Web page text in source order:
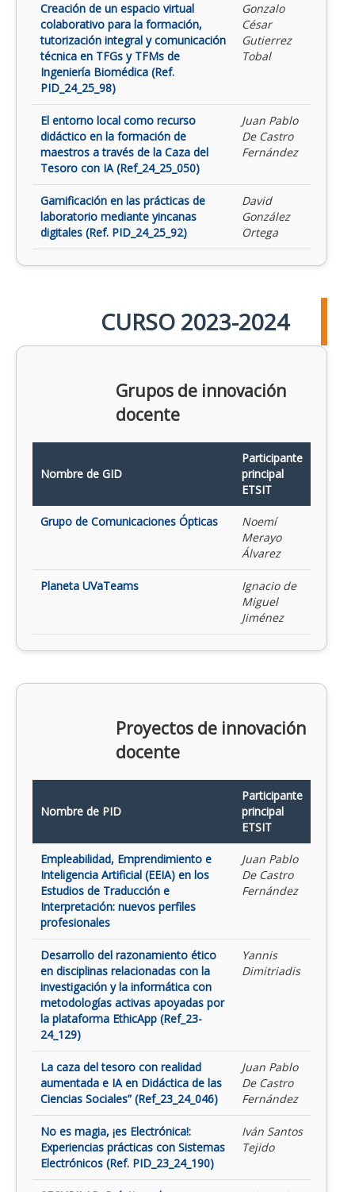
Creación de un espacio virtual
colaborativo para la formación,
tutorización integral y comunicación
técnica en TFGs y TFMs de
Ingeniería Biomédica (Ref.
PID_24_25_98)
Gonzalo
César
Gutierrez
Tobal
El entorno local como recurso
didáctico en la formación de
maestros a través de la Caza del
Tesoro con IA (Ref_24_25_050)
Juan Pablo
De Castro
Fernández
Gamificación en las prácticas de
laboratorio mediante yincanas
digitales (Ref. PID_24_25_92)
David
González
Ortega
CURSO 2023-2024
Grupos de innovación
docente
Nombre de GID
Participante
principal
ETSIT
Grupo de Comunicaciones Ópticas
Noemí
Merayo
Álvarez
Planeta UVaTeams
Ignacio de
Miguel
Jiménez
Proyectos de innovación
docente
Nombre de PID
Participante
principal
ETSIT
Empleabilidad, Emprendimiento e
Inteligencia Artificial (EEIA) en los
Estudios de Traducción e
Interpretación: nuevos perfiles
profesionales
Juan Pablo
De Castro
Fernández
Desarrollo del razonamiento ético
en disciplinas relacionadas con la
investigación y la informática con
metodologías activas apoyadas por
la plataforma EthicApp (Ref_23-
24_129)
Yannis
Dimitriadis
La caza del tesoro con realidad
aumentada e IA en Didáctica de las
Ciencias Sociales” (Ref_23_24_046)
Juan Pablo
De Castro
Fernández
No es magia, ¡es Electrónica!:
Experiencias prácticas con Sistemas
Electrónicos (Ref. PID_23_24_190)
Iván Santos
Tejido